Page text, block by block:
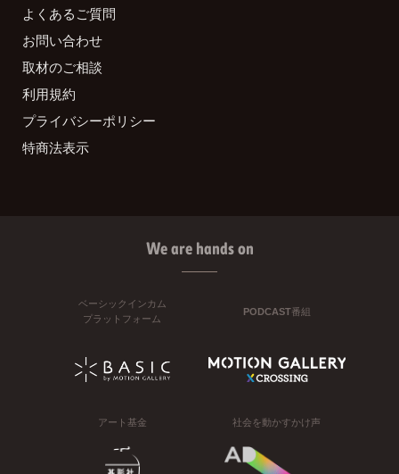
よくあるご質問
お問い合わせ
取材のご相談
利用規約
プライバシーポリシー
特商法表示
We are hands on
ベーシックインカム
プラットフォーム
PODCAST番組
アート基金 社会を動かすかけ声